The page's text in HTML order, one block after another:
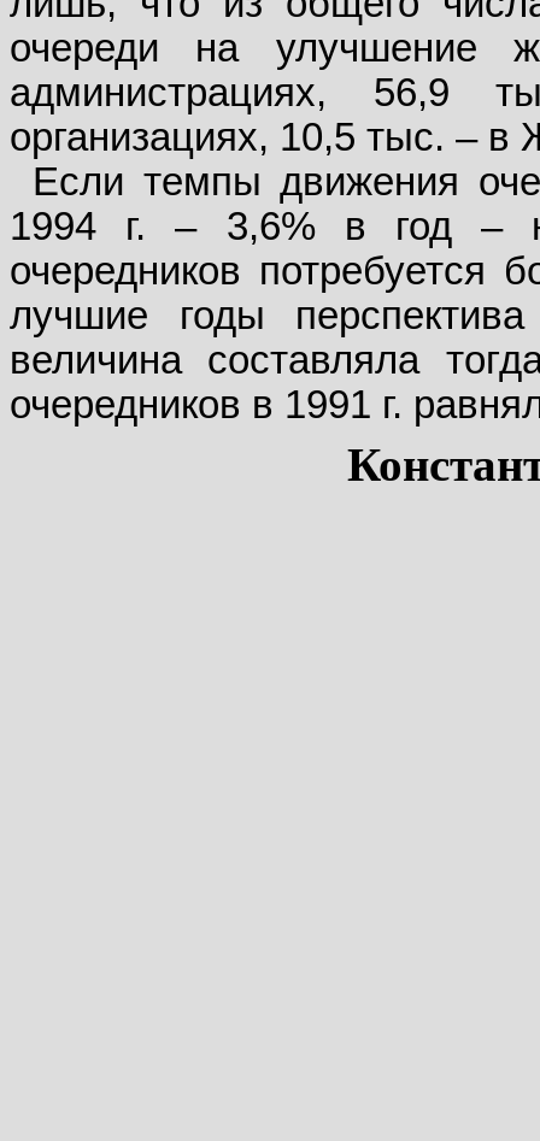
очереди на улучшение
администрациях,
организациях, 10,5 тыс. –
Если темпы движения
1994 г. – 3,6% в год –
очередников потребуется
лучшие годы
величина составляла
очередников в 1991 г.